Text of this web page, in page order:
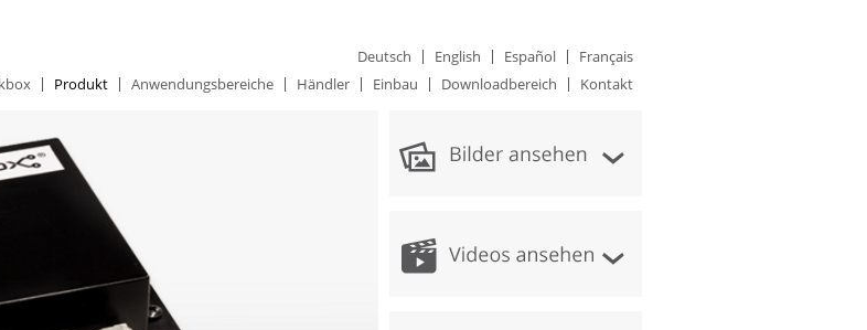
Deutsch English Español
Français
Produkt Anwendungsbereiche Händler Einbau Downloadbereich Kontakt